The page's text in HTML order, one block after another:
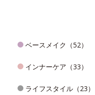
ベースメイク（52）
インナーケア（33）
ライフスタイル（23）